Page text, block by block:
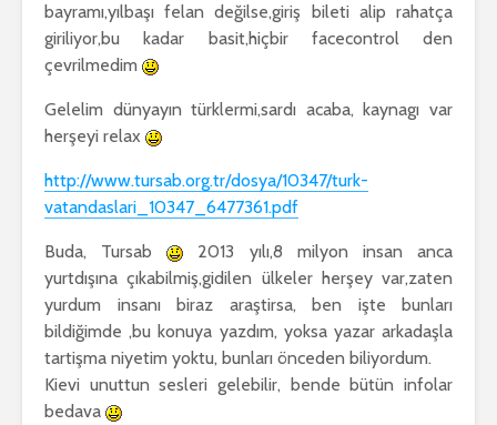
bayramı,yılbaşı felan değilse,giriş bileti alip rahatça
giriliyor,bu kadar basit,hiçbir facecontrol den
çevrilmedim
Gelelim dünyayın türklermi,sardı acaba, kaynagı var
herşeyi relax
http://www.tursab.org.tr/dosya/10347/turk-
vatandaslari_ 10347_6477361.pdf
Buda, Tursab
2013 yılı,8 milyon insan anca
yurtdışına çıkabilmiş,gidilen ülkeler herşey var,zaten
yurdum insanı biraz araştirsa, ben işte bunları
bildiğimde ,bu konuya yazdım, yoksa yazar arkadaşla
tartişma niyetim yoktu, bunları önceden biliyordum.
Kievi unuttun sesleri gelebilir, bende bütün infolar
bedava